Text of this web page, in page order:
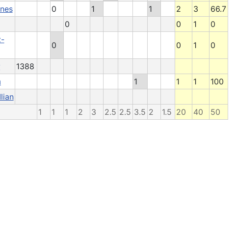
0 1 1 2 3
66.7
0 0 1 0
0 0 1 0
1388
1 1 1
100
1 1 1 2 3 2.5 2.5 3.5 2 1.5 20 40 50